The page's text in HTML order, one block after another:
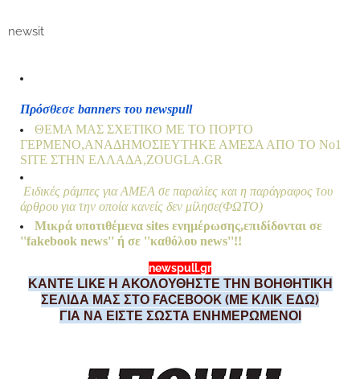
newsit
Πρόσθεσε banners του newspull
ΘΕΜΑ ΜΑΣ ΣΧΕΤΙΚΟ ΜΕ ΤΟ ΠΟΡΤΟ
ΓΕΡΜΕΝΟ,ΑΝΑΔΗΜΟΣΙΕΥΤΗΚΕ ΑΜΕΣΑ ΑΠΟ ΤΟ Nο1
SITE ΣΤΗΝ ΕΛΛΑΔΑ,ZOUGLA.GR
Ειδικές ράμπες για ΑΜΕΑ σε παραλίες και η παράγραφος του
άρθρου για την οποία κανείς δεν μίλησε(ΦΩΤΟ)
Μικρά υποτιθέμενα sites ενημέρωσης,επιδίδονται σε
''fakebook news'' ή σε ''καθόλου news''!!
newspull.gr
ΚΑΝΤΕ LIKE Η ΑΚΟΛΟΥΘΗΣΤΕ ΤΗΝ ΒΟΗΘΗΤΙΚΗ
ΣΕΛΙΔΑ ΜΑΣ ΣΤΟ FACEBOOK (ΜΕ ΚΛΙΚ ΕΔΩ)
ΓΙΑ ΝΑ ΕΙΣΤΕ ΣΩΣΤΑ ΕΝΗΜΕΡΩΜΕΝΟΙ